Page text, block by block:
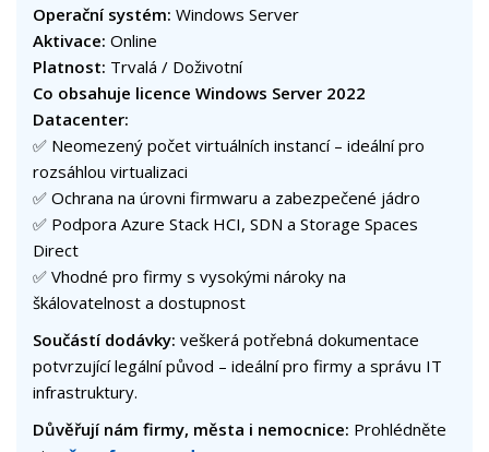
Operační systém: Windows Server
Aktivace: Online
Platnost: Trvalá / Doživotní
Co obsahuje licence Windows Server 2022
Datacenter:
✅ Neomezený počet virtuálních instancí – ideální pro
rozsáhlou virtualizaci
✅ Ochrana na úrovni firmwaru a zabezpečené jádro
✅ Podpora Azure Stack HCI, SDN a Storage Spaces
Direct
✅ Vhodné pro firmy s vysokými nároky na
škálovatelnost a dostupnost
Součástí dodávky: veškerá potřebná dokumentace
potvrzující legální původ – ideální pro firmy a správu IT
infrastruktury.
Důvěřují nám firmy, města i nemocnice: Prohlédněte